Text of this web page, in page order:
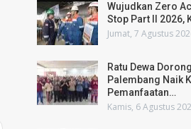
Wujudkan Zero
Stop Part II 2026,
Jumat, 7 Agustus
Ratu Dewa
Palembang Naik
Pemanfaatan…
Kamis, 6 Agustus